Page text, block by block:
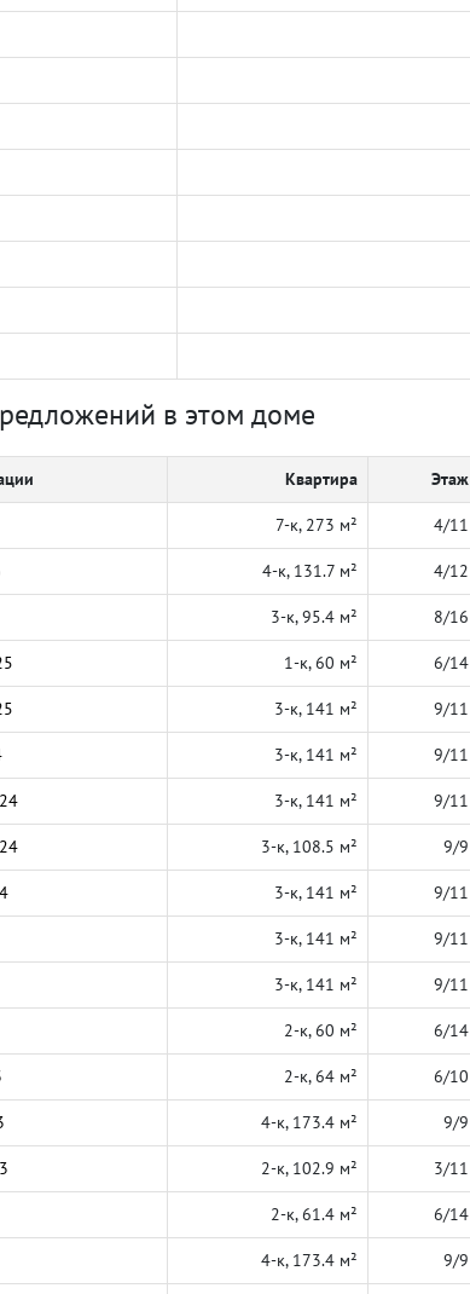
в этом доме
Квартира Этаж
7-к, 273 м² 4/11
4-к, 131.7 м² 4/12
3-к, 95.4 м² 8/16
1-к, 60 м² 6/14
3-к, 141 м² 9/11
3-к, 141 м² 9/11
3-к, 141 м² 9/11
3-к, 108.5 м² 9/9
3-к, 141 м² 9/11
3-к, 141 м² 9/11
3-к, 141 м² 9/11
2-к, 60 м² 6/14
2-к, 64 м² 6/10
4-к, 173.4 м² 9/9
2-к, 102.9 м² 3/11
2-к, 61.4 м² 6/14
4-к, 173.4 м² 9/9